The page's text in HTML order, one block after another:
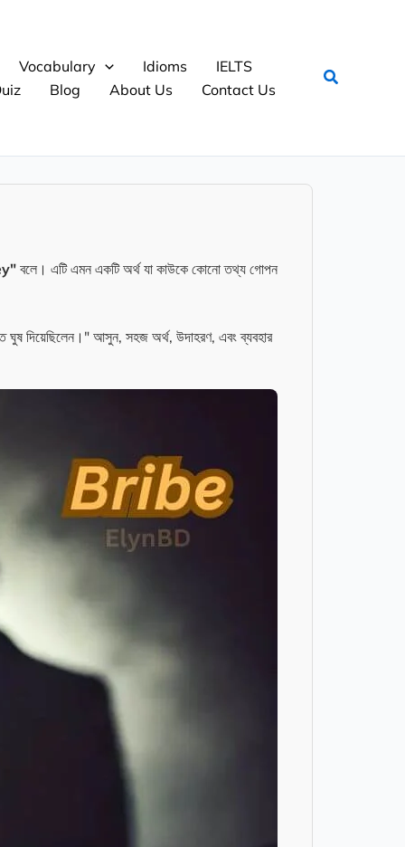
Vocabulary Idioms
IELTS
Blog About Us Contact Us
Search
বলে। এটি এমন একটি অর্থ যা কাউকে কোনো তথ্য গোপন
আসুন, সহজ অর্থ, উদাহরণ, এবং ব্যবহার